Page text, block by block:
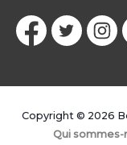
Copyright © 2026
Qui sommes-